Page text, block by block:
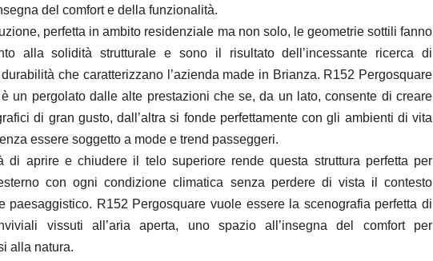
del comfort e della funzionalità.
perfetta in ambito residenziale ma non solo, le geometrie sottili fanno
alla solidità strutturale e sono il risultato dell’incessante ricerca di
che caratterizzano l’azienda made in Brianza. R152 Pergosquare
un pergolato dalle alte prestazioni che se, da un lato, consente di creare
di gran gusto, dall’altra si fonde perfettamente con gli ambienti di vita
essere soggetto a mode e trend passeggeri.
di aprire e chiudere il telo superiore rende questa struttura perfetta per
con ogni condizione climatica senza perdere di vista il contesto
paesaggistico. R152 Pergosquare vuole essere la scenografia perfetta di
vissuti all’aria aperta, uno spazio all’insegna del comfort per
alla natura.